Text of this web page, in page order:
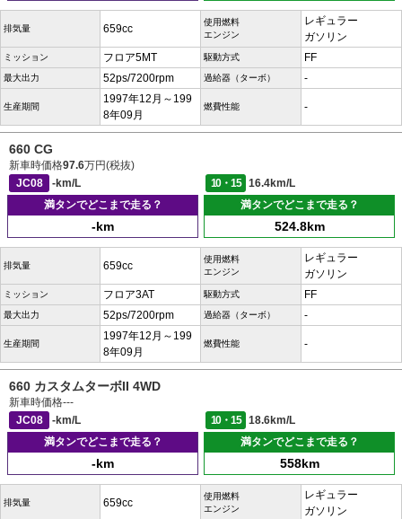
排気量 659cc
使用燃料
エンジン
レギュラー
ガソリン
ミッション フロア5MT 駆動方式 FF
最大出力 52ps/7200rpm 過給器（ターボ） -
生産期間
1997年12月～199
8年09月
燃費性能 -
660 CG
新車時価格97.6万円(税抜)
JC08
-km/L 10・15
16.4km/L
満タンでどこまで走る？
-km
満タンでどこまで走る？
524.8km
排気量 659cc
使用燃料
エンジン
レギュラー
ガソリン
ミッション フロア3AT 駆動方式 FF
最大出力 52ps/7200rpm 過給器（ターボ） -
生産期間
1997年12月～199
8年09月
燃費性能 -
660 カスタムターボII 4WD
新車時価格---
JC08
-km/L 10・15
18.6km/L
満タンでどこまで走る？
-km
満タンでどこまで走る？
558km
排気量 659cc
使用燃料
エンジン
レギュラー
ガソリン